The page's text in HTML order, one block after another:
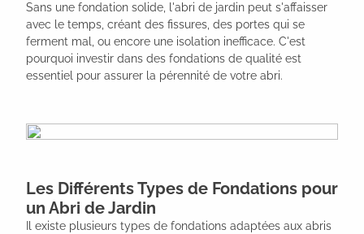
Sans une fondation solide, l'abri de jardin peut s'affaisser
avec le temps, créant des fissures, des portes qui se
ferment mal, ou encore une isolation inefficace. C'est
pourquoi investir dans des fondations de qualité est
essentiel pour assurer la pérennité de votre abri.
Les Différents Types de Fondations pour
un Abri de Jardin
Il existe plusieurs types de fondations adaptées aux abris